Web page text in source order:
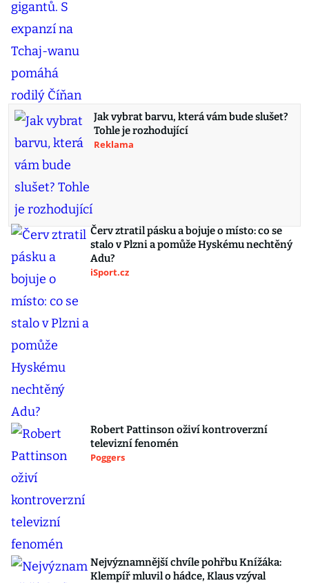
Jak vybrat barvu, která vám bude slušet?
Tohle je rozhodující
Reklama
Červ ztratil pásku a bojuje o místo: co se
stalo v Plzni a pomůže Hyskému nechtěný
Adu?
iSport.cz
Robert Pattinson oživí kontroverzní
televizní fenomén
Poggers
Nejvýznamnější chvíle pohřbu Knížáka:
Klempíř mluvil o hádce, Klaus vzýval